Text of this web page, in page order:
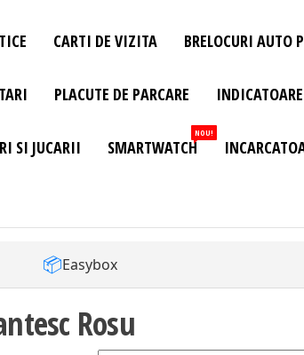
CARTI DE VIZITA BRELOCURI AUTO
PLACUTE DE PARCARE
SI JUCARII SMARTWATCH
NOU!
📦Easybox
Rosu